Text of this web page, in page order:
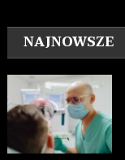
NAJNOWSZE